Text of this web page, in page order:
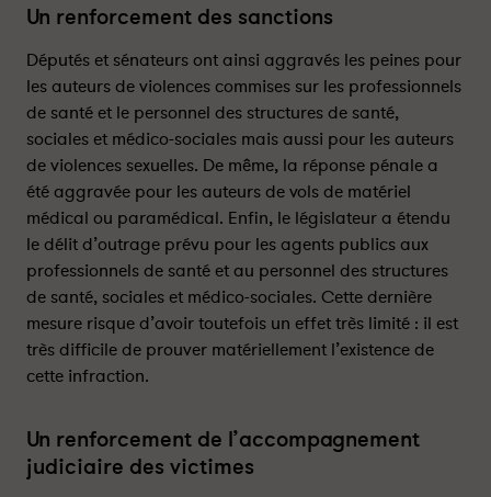
l
n
c
e
s
a
u
x
s
o
i
g
n
a
n
-
P
l
n
c
e
s
a
u
s
o
i
g
n
a
n
-
P
Un renforcement des sanctions
Députés et sénateurs ont ainsi aggravés les peines pour
les auteurs de violences commises sur les professionnels
de santé et le personnel des structures de santé,
sociales et médico-sociales mais aussi pour les auteurs
de violences sexuelles. De même, la réponse pénale a
été aggravée pour les auteurs de vols de matériel
médical ou paramédical. Enfin, le législateur a étendu
le délit d’outrage prévu pour les agents publics aux
professionnels de santé et au personnel des structures
de santé, sociales et médico-sociales. Cette dernière
mesure risque d’avoir toutefois un effet très limité : il est
très difficile de prouver matériellement l’existence de
cette infraction.
Un renforcement de l’accompagnement
judiciaire des victimes